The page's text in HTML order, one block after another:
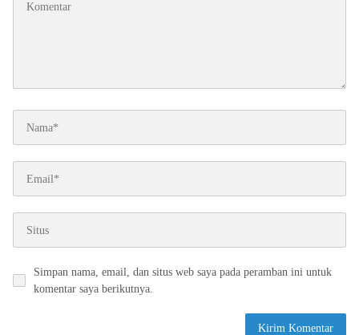
Simpan nama, email, dan situs web saya pada peramban ini untuk
komentar saya berikutnya.